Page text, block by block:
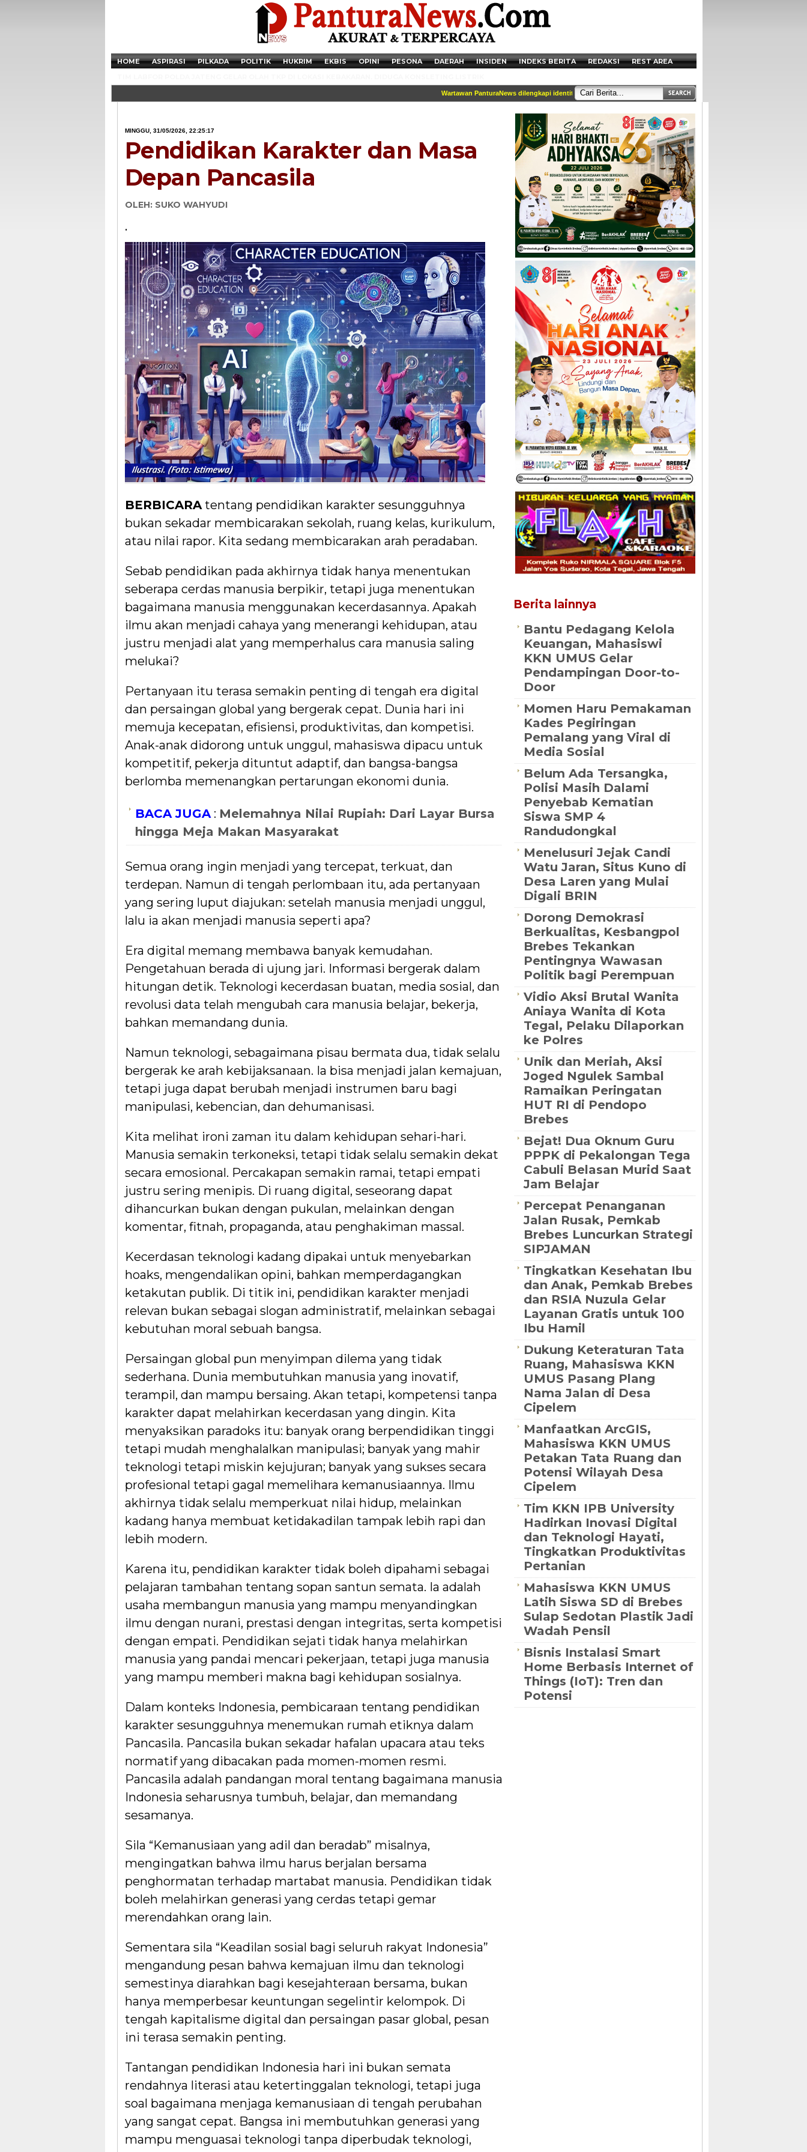
HOME ASPIRASI PILKADA POLITIK HUKRIM EKBIS OPINI PESONA DAERAH INSIDEN INDEKS BERITA REDAKSI
REST AREA
Wartawan PanturaNews dilengkapi identitas dan tercantum di box redaksi || Akses Kami di Handphone anda melalui
Newsticker - 14:41:41 Miris, Puluhan Remaja hingga Anak SD Terjaring
MINGGU, 31/05/2026, 22:25:17
Pendidikan Karakter dan Masa
Depan Pancasila
OLEH: SUKO WAHYUDI
.
BERBICARAtentang pendidikan karakter sesungguhnya
bukan sekadar membicarakan sekolah, ruang kelas, kurikulum,
atau nilai rapor. Kita sedang membicarakan arah peradaban.
Sebab pendidikan pada akhirnya tidak hanya menentukan
seberapa cerdas manusia berpikir, tetapi juga menentukan
bagaimana manusia menggunakan kecerdasannya. Apakah
ilmu akan menjadi cahaya yang menerangi kehidupan, atau
justru menjadi alat yang memperhalus cara manusia saling
melukai?
Pertanyaan itu terasa semakin penting di tengah era digital
dan persaingan global yang bergerak cepat. Dunia hari ini
memuja kecepatan, efisiensi, produktivitas, dan kompetisi.
Anak-anak didorong untuk unggul, mahasiswa dipacu untuk
kompetitif, pekerja dituntut adaptif, dan bangsa-bangsa
berlomba memenangkan pertarungan ekonomi dunia.
BACA JUGA: Melemahnya Nilai Rupiah: Dari Layar Bursa
hingga Meja Makan Masyarakat
Semua orang ingin menjadi yang tercepat, terkuat, dan
terdepan. Namun di tengah perlombaan itu, ada pertanyaan
yang sering luput diajukan: setelah manusia menjadi unggul,
lalu ia akan menjadi manusia seperti apa?
Era digital memang membawa banyak kemudahan.
Pengetahuan berada di ujung jari. Informasi bergerak dalam
hitungan detik. Teknologi kecerdasan buatan, media sosial, dan
revolusi data telah mengubah cara manusia belajar, bekerja,
bahkan memandang dunia.
Namun teknologi, sebagaimana pisau bermata dua, tidak selalu
bergerak ke arah kebijaksanaan. Ia bisa menjadi jalan kemajuan,
tetapi juga dapat berubah menjadi instrumen baru bagi
manipulasi, kebencian, dan dehumanisasi.
Kita melihat ironi zaman itu dalam kehidupan sehari-hari.
Manusia semakin terkoneksi, tetapi tidak selalu semakin dekat
secara emosional. Percakapan semakin ramai, tetapi empati
justru sering menipis. Di ruang digital, seseorang dapat
dihancurkan bukan dengan pukulan, melainkan dengan
komentar, fitnah, propaganda, atau penghakiman massal.
Kecerdasan teknologi kadang dipakai untuk menyebarkan
hoaks, mengendalikan opini, bahkan memperdagangkan
ketakutan publik. Di titik ini, pendidikan karakter menjadi
relevan bukan sebagai slogan administratif, melainkan sebagai
kebutuhan moral sebuah bangsa.
Persaingan global pun menyimpan dilema yang tidak
sederhana. Dunia membutuhkan manusia yang inovatif,
terampil, dan mampu bersaing. Akan tetapi, kompetensi tanpa
karakter dapat melahirkan kecerdasan yang dingin. Kita
menyaksikan paradoks itu: banyak orang berpendidikan tinggi
tetapi mudah menghalalkan manipulasi; banyak yang mahir
teknologi tetapi miskin kejujuran; banyak yang sukses secara
profesional tetapi gagal memelihara kemanusiaannya. Ilmu
akhirnya tidak selalu memperkuat nilai hidup, melainkan
kadang hanya membuat ketidakadilan tampak lebih rapi dan
lebih modern.
Karena itu, pendidikan karakter tidak boleh dipahami sebagai
pelajaran tambahan tentang sopan santun semata. Ia adalah
usaha membangun manusia yang mampu menyandingkan
ilmu dengan nurani, prestasi dengan integritas, serta kompetisi
dengan empati. Pendidikan sejati tidak hanya melahirkan
manusia yang pandai mencari pekerjaan, tetapi juga manusia
yang mampu memberi makna bagi kehidupan sosialnya.
Dalam konteks Indonesia, pembicaraan tentang pendidikan
karakter sesungguhnya menemukan rumah etiknya dalam
Pancasila. Pancasila bukan sekadar hafalan upacara atau teks
normatif yang dibacakan pada momen-momen resmi.
Pancasila adalah pandangan moral tentang bagaimana manusia
Indonesia seharusnya tumbuh, belajar, dan memandang
sesamanya.
Sila “Kemanusiaan yang adil dan beradab” misalnya,
mengingatkan bahwa ilmu harus berjalan bersama
penghormatan terhadap martabat manusia. Pendidikan tidak
boleh melahirkan generasi yang cerdas tetapi gemar
merendahkan orang lain.
Sementara sila “Keadilan sosial bagi seluruh rakyat Indonesia”
mengandung pesan bahwa kemajuan ilmu dan teknologi
semestinya diarahkan bagi kesejahteraan bersama, bukan
hanya memperbesar keuntungan segelintir kelompok. Di
tengah kapitalisme digital dan persaingan pasar global, pesan
ini terasa semakin penting.
Tantangan pendidikan Indonesia hari ini bukan semata
rendahnya literasi atau ketertinggalan teknologi, tetapi juga
soal bagaimana menjaga kemanusiaan di tengah perubahan
yang sangat cepat. Bangsa ini membutuhkan generasi yang
mampu menguasai teknologi tanpa diperbudak teknologi,
Berita lainnya
Bantu Pedagang Kelola
Keuangan, Mahasiswi
KKN UMUS Gelar
Pendampingan Door-to-
Door
Momen Haru Pemakaman
Kades Pegiringan
Pemalang yang Viral di
Media Sosial
Belum Ada Tersangka,
Polisi Masih Dalami
Penyebab Kematian
Siswa SMP 4
Randudongkal
Menelusuri Jejak Candi
Watu Jaran, Situs Kuno di
Desa Laren yang Mulai
Digali BRIN
Dorong Demokrasi
Berkualitas, Kesbangpol
Brebes Tekankan
Pentingnya Wawasan
Politik bagi Perempuan
Vidio Aksi Brutal Wanita
Aniaya Wanita di Kota
Tegal, Pelaku Dilaporkan
ke Polres
Unik dan Meriah, Aksi
Joged Ngulek Sambal
Ramaikan Peringatan
HUT RI di Pendopo
Brebes
Bejat! Dua Oknum Guru
PPPK di Pekalongan Tega
Cabuli Belasan Murid Saat
Jam Belajar
Percepat Penanganan
Jalan Rusak, Pemkab
Brebes Luncurkan Strategi
SIPJAMAN
Tingkatkan Kesehatan Ibu
dan Anak, Pemkab Brebes
dan RSIA Nuzula Gelar
Layanan Gratis untuk 100
Ibu Hamil
Dukung Keteraturan Tata
Ruang, Mahasiswa KKN
UMUS Pasang Plang
Nama Jalan di Desa
Cipelem
Manfaatkan ArcGIS,
Mahasiswa KKN UMUS
Petakan Tata Ruang dan
Potensi Wilayah Desa
Cipelem
Tim KKN IPB University
Hadirkan Inovasi Digital
dan Teknologi Hayati,
Tingkatkan Produktivitas
Pertanian
Mahasiswa KKN UMUS
Latih Siswa SD di Brebes
Sulap Sedotan Plastik Jadi
Wadah Pensil
Bisnis Instalasi Smart
Home Berbasis Internet of
Things (IoT): Tren dan
Potensi